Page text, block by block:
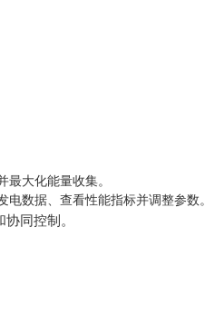
大化能量收集。
数据、查看性能指标并调整参数。
同控制。